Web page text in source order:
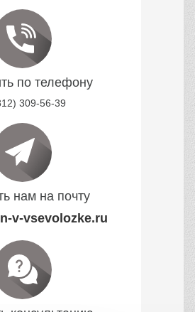
по телефону
309-56-39
нам на почту
v-vsevolozke.ru